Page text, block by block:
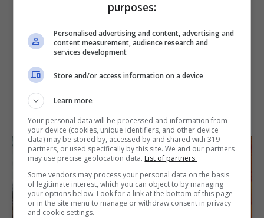
purposes:
Personalised advertising and content, advertising and
content measurement, audience research and
services development
Store and/or access information on a device
Learn more
Your personal data will be processed and information from
your device (cookies, unique identifiers, and other device
data) may be stored by, accessed by and shared with 319
partners, or used specifically by this site. We and our partners
may use precise geolocation data. List of partners.
Some vendors may process your personal data on the basis
of legitimate interest, which you can object to by managing
your options below. Look for a link at the bottom of this page
or in the site menu to manage or withdraw consent in privacy
and cookie settings.